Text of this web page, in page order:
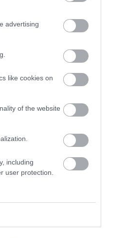
advertising
like cookies on
of the website
including
user protection.
és